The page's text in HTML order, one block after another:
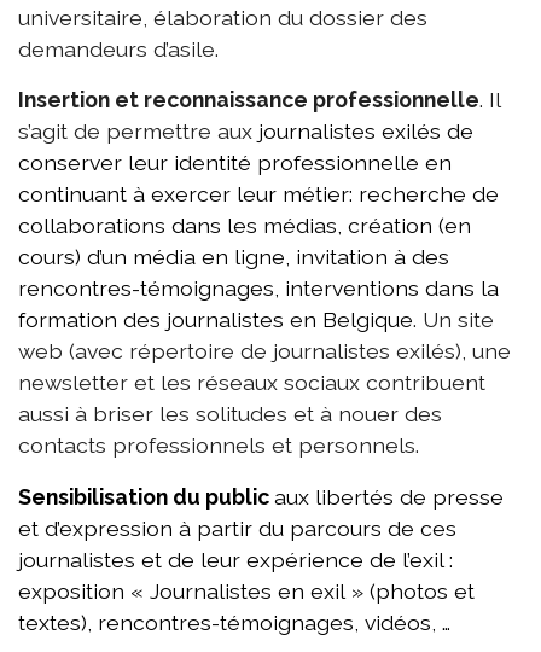
universitaire, élaboration du dossier des
demandeurs d’asile.
Insertion et reconnaissance professionnelle. Il
s’agit de permettre aux journalistes exilés de
conserver leur identité professionnelle en
continuant à exercer leur métier: recherche de
collaborations dans les médias, création (en
cours) d’un média en ligne, invitation à des
rencontres-témoignages, interventions dans la
formation des journalistes en Belgique. Un site
web (avec répertoire de journalistes exilés), une
newsletter et les réseaux sociaux contribuent
aussi à briser les solitudes et à nouer des
contacts professionnels et personnels.
Sensibilisation du publicaux libertés de presse
et d’expression à partir du parcours de ces
journalistes et de leur expérience de l’exil :
exposition « Journalistes en exil » (photos et
textes), rencontres-témoignages, vidéos, …